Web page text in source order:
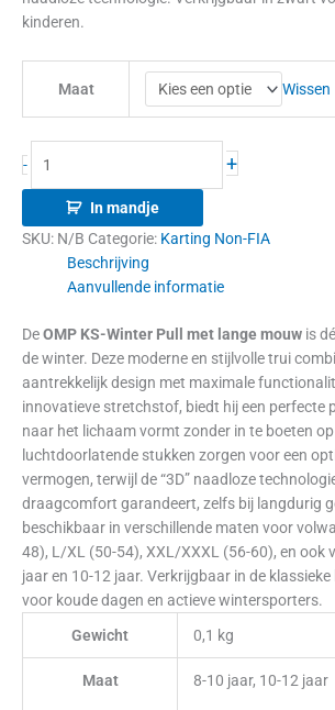
kinderen.
Maat Wissen
- +
In mandje
SKU: N/B Categorie: Karting Non-FIA
Beschrijving
Aanvullende informatie
DeOMP KS-Winter Pull met lange mouw is
de winter. Deze moderne en stijlvolle trui
aantrekkelijk design met maximale
innovatieve stretchstof, biedt hij een perfecte
naar het lichaam vormt zonder in te boeten
luchtdoorlatende stukken zorgen voor een
vermogen, terwijl de “3D” naadloze
draagcomfort garandeert, zelfs bij langdurig
beschikbaar in verschillende maten voor
48), L/XL (50-54), XXL/XXXL (56-60), en ook
jaar en 10-12 jaar. Verkrijgbaar in de
voor koude dagen en actieve wintersporters.
Gewicht
0,1 kg
Maat 8-10 jaar, 10-12 jaar